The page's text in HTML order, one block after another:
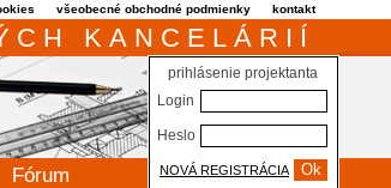
všeobecné obchodné podmienky kontakt
prihlásenie projektanta
Login
Heslo
NOVÁ REGISTRÁCIA
KANCELÁRIÍ
Fórum